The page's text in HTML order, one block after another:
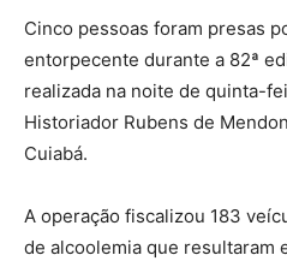
Cinco pessoas foram presas
entorpecente durante a 82ª
realizada na noite de quinta-
Historiador Rubens de
Cuiabá.
A operação fiscalizou 183
de alcoolemia que resultaram